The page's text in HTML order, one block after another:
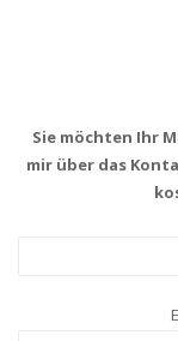
Sie möchten Ihr
mir über das